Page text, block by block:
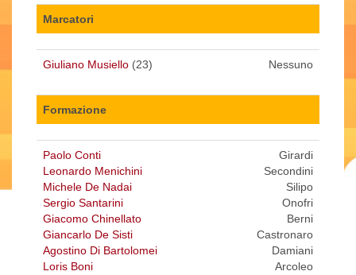
Marcatori
Giuliano Musiello (23) Nessuno
Formazione
Paolo Conti
Leonardo Menichini
Michele De Nadai
Sergio Santarini
Giacomo Chinellato
Giancarlo De Sisti
Agostino Di Bartolomei
Loris Boni
Girardi
Secondini
Silipo
Onofri
Berni
Castronaro
Damiani
Arcoleo